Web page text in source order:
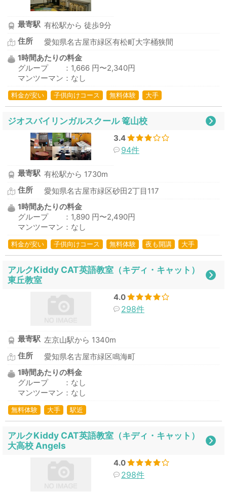
最寄駅 有松駅から 徒歩9分
住所
愛知県名古屋市緑区有松町大字桶狭間
1時間あたりの料金
グループ ：1,666 円〜2,340円
マンツーマン：なし
料金が安い 子供向けコース 無料体験 大手
ジオスバイリンガルスクール 篭山校
3.4
94件
最寄駅 有松駅から 1730m
住所
愛知県名古屋市緑区砂田2丁目117
1時間あたりの料金
グループ ：1,890 円〜2,490円
マンツーマン：なし
料金が安い 子供向けコース 無料体験 夜も開講 大手
アルクKiddy CAT英語教室（キディ・キャット）
東丘教室
4.0
298件
最寄駅 左京山駅から 1340m
住所
愛知県名古屋市緑区鳴海町
1時間あたりの料金
グループ ：なし
マンツーマン：なし
無料体験 大手 駅近
アルクKiddy CAT英語教室（キディ・キャット）
大高校 Angels
4.0
298件